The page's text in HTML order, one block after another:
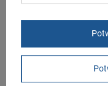
centymetrach
Wysokość
centymetrach